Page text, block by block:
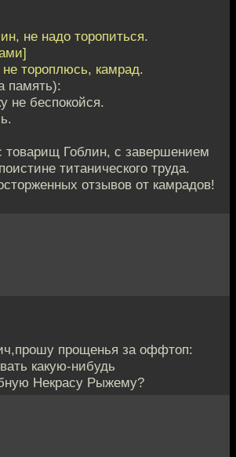
не надо торопиться.
тороплюсь, камрад.
память):
не беспокойся.
Гоблин, с завершением
титанического труда.
отзывов от камрадов!
прощенья за оффтоп:
какую-нибудь
Некрасу Рыжему?